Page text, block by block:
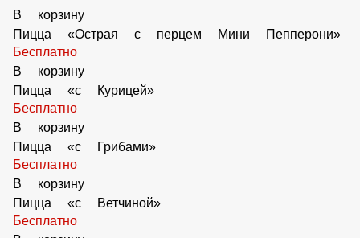
Пицца «Помодоро с мини Пепперони»
Бесплатно
В корзину
Пицца «Острая с перцем Мини Пепперони»
Бесплатно
В корзину
Пицца «с Курицей»
Бесплатно
В корзину
Пицца «с Грибами»
Бесплатно